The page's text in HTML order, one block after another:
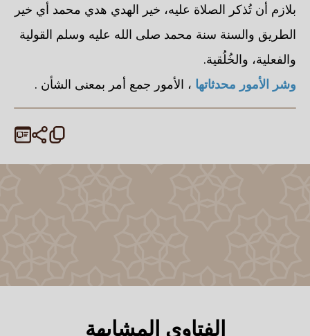
بلازم أن تُذكر الصلاة عليه، خير الهدي هدي محمد أي خير
الطريق والسنة سنة محمد صلى الله عليه وسلم القولية
والفعلية، والخُلُقية.
وشر الأمور محدثاتها ، الأمور جمع أمر بمعنى الشأن .
الفتاوى المشابهة